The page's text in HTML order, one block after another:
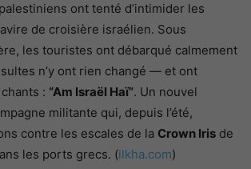
ont tenté d’intimider les
de croisière israélien. Sous
les touristes ont débarqué calmement
n’y ont rien changé — et ont
: “Am Israël Haï”. Un nouvel
militante qui, depuis l’été,
contre les escales de la Crown Iris de
les ports grecs. (ilkha.com)